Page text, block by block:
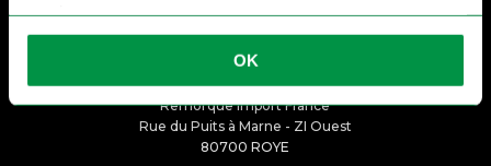
services.
OK
Nous rencontrer
Remorque Import France
Rue du Puits à Marne - ZI Ouest
80700 ROYE